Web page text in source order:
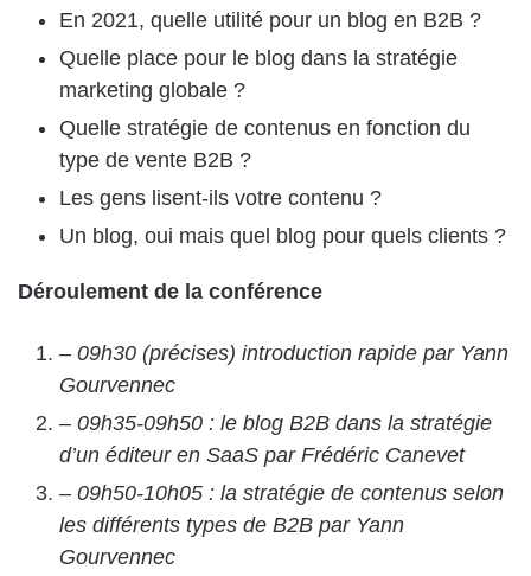
En 2021, quelle utilité pour un blog en B2B ?
Quelle place pour le blog dans la stratégie
marketing globale ?
Quelle stratégie de contenus en fonction du
type de vente B2B ?
Les gens lisent-ils votre contenu ?
Un blog, oui mais quel blog pour quels clients ?
Déroulement de la conférence
– 09h30 (précises) introduction rapide par Yann
Gourvennec
– 09h35-09h50 : le blog B2B dans la stratégie
d’un éditeur en SaaS par Frédéric Canevet
– 09h50-10h05 : la stratégie de contenus selon
les différents types de B2B par Yann
Gourvennec